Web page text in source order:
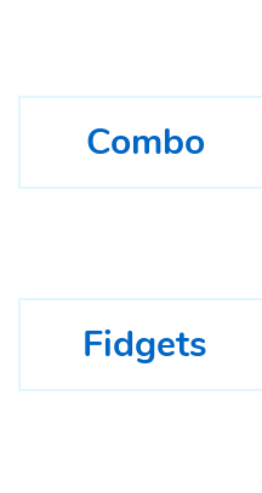
Combo
Fidgets